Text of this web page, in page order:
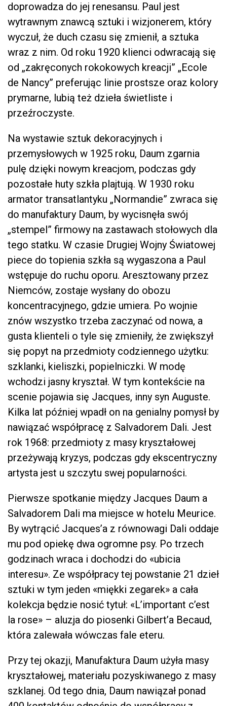
doprowadza do jej renesansu. Paul jest
wytrawnym znawcą sztuki i wizjonerem, który
wyczuł, że duch czasu się zmienił, a sztuka
wraz z nim. Od roku 1920 klienci odwracają się
od „zakręconych rokokowych kreacji” „Ecole
de Nancy” preferując linie prostsze oraz kolory
prymarne, lubią też dzieła świetliste i
przeźroczyste.
Na wystawie sztuk dekoracyjnych i
przemysłowych w 1925 roku, Daum zgarnia
pulę dzięki nowym kreacjom, podczas gdy
pozostałe huty szkła plajtują. W 1930 roku
armator transatlantyku „Normandie” zwraca się
do manufaktury Daum, by wycisnęła swój
„stempel” firmowy na zastawach stołowych dla
tego statku. W czasie Drugiej Wojny Światowej
piece do topienia szkła są wygaszona a Paul
wstępuje do ruchu oporu. Aresztowany przez
Niemców, zostaje wysłany do obozu
koncentracyjnego, gdzie umiera. Po wojnie
znów wszystko trzeba zaczynać od nowa, a
gusta klienteli o tyle się zmieniły, że zwiększył
się popyt na przedmioty codziennego użytku:
szklanki, kieliszki, popielniczki. W modę
wchodzi jasny kryształ. W tym kontekście na
scenie pojawia się Jacques, inny syn Auguste.
Kilka lat później wpadł on na genialny pomysł by
nawiązać współpracę z Salvadorem Dali. Jest
rok 1968: przedmioty z masy kryształowej
przeżywają kryzys, podczas gdy ekscentryczny
artysta jest u szczytu swej popularności.
Pierwsze spotkanie między Jacques Daum a
Salvadorem Dali ma miejsce w hotelu Meurice.
By wytrącić Jacques’a z równowagi Dali oddaje
mu pod opiekę dwa ogromne psy. Po trzech
godzinach wraca i dochodzi do «ubicia
interesu». Ze współpracy tej powstanie 21 dzieł
sztuki w tym jeden «miękki zegarek» a cała
kolekcja będzie nosić tytuł: «L’important c’est
la rose» – aluzja do piosenki Gilbert’a Becaud,
która zalewała wówczas fale eteru.
Przy tej okazji, Manufaktura Daum użyła masy
kryształowej, materiału pozyskiwanego z masy
szklanej. Od tego dnia, Daum nawiązał ponad